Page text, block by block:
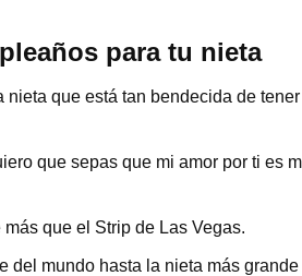
para tu nieta
nieta que está tan bendecida de
que sepas que mi amor por ti es
que el Strip de Las Vegas.
del mundo hasta la nieta más